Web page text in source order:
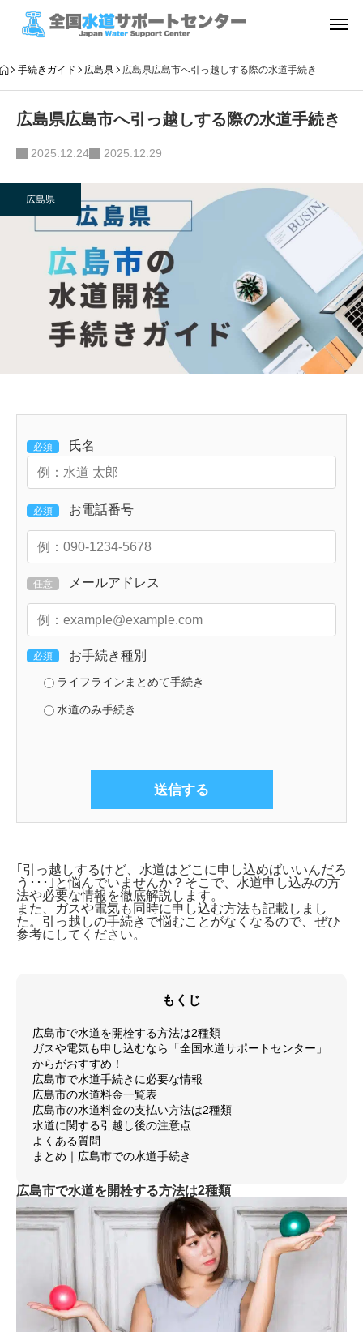
手続きガイド 広島県 広島県広島市へ引っ越しする際の水道手続き
広島県広島市へ引っ越しする際の水道手続き
2025.12.24 2025.12.29
広島県
必須 氏名
必須 お電話番号
任意 メールアドレス
必須 お手続き種別
ライフラインまとめて手続き
水道のみ手続き
｢引っ越しするけど、水道はどこに申し込めばいいんだろ
う･･･｣と悩んでいませんか？そこで、 水道申し込みの方
法や必要な情報を徹底解説します。
また、ガスや電気も同時に申し込む方法も記載しまし
た。引っ越しの手続きで悩むことがなくなるので、ぜひ
参考にしてください。
もくじ
広島市で水道を開栓する方法は2種類
ガスや電気も申し込むなら「全国水道サポートセンター」
からがおすすめ！
広島市で水道手続きに必要な情報
広島市の水道料金一覧表
広島市の水道料金の支払い方法は2種類
水道に関する引越し後の注意点
よくある質問
まとめ｜広島市での水道手続き
広島市で水道を開栓する方法は2種類